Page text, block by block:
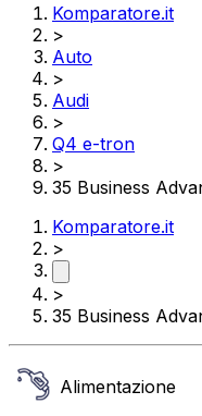
Komparatore.it
>
Auto
>
Audi
>
Q4 e-tron
>
35 Business
Komparatore.it
>
>
35 Business
Alimentazione